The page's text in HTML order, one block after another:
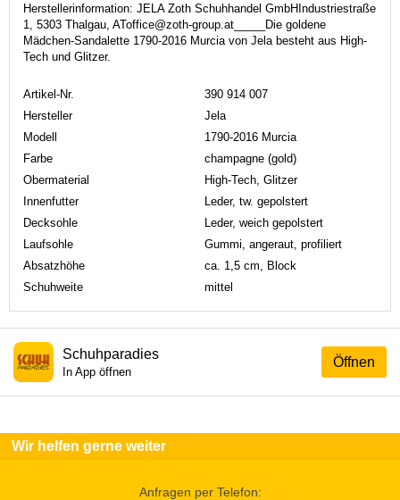
Herstellerinformation: JELA Zoth Schuhhandel GmbHIndustriestraße
1, 5303 Thalgau, AToffice@zoth-group.at_____Die goldene
Mädchen-Sandalette 1790-2016 Murcia von Jela besteht aus High-
Tech und Glitzer.
Artikel-Nr.
390 914 007
Hersteller
Jela
Modell
1790-2016 Murcia
Farbe
champagne (gold)
Obermaterial
High-Tech, Glitzer
Innenfutter
Leder, tw. gepolstert
Decksohle
Leder, weich gepolstert
Laufsohle
Gummi, angeraut, profiliert
Absatzhöhe
ca. 1,5 cm, Block
Schuhweite
mittel
Öffnen
Schuhparadies
In App öffnen
Wir helfen gerne weiter
Anfragen per Telefon: